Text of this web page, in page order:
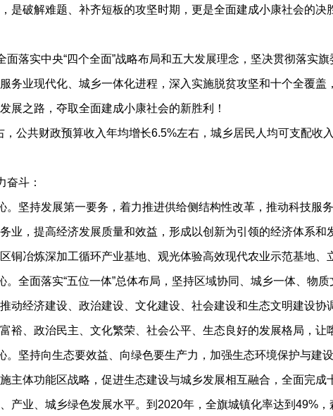
破解难题、补齐短板的攻坚时期，更是全面建成小康社会的
落实中央“四个全面”战略布局和五大发展理念，坚决贯彻落实
务业现代化、城乡一体化进程，深入实施脱贫攻坚和十个全覆
展之路，夺取全面建成小康社会的新胜利！
公共财政预算收入年均增长6.5%左右，城乡居民人均可支配收
奋斗：
坚持发展第一要务，着力推进供给侧结构性改革，推动科技服
业，提高经济发展质量和效益，形成以创新为引领的经济体系
铜冶炼深加工循环产业基地、观光体验高效现代农业示范基地、
全面落实“五位一体”总体布局，坚持区域协同、城乡一体、物
动经济建设、政治建设、文化建设、社会建设和生态文明建设
裕、政治民主、文化繁荣、社会公平、生态良好的发展格局，让
坚持向生态要效益、向绿色要生产力，加强生态环境保护与建
主体功能区战略，促进生态建设与城乡发展相互融合，全面完成
产业、城乡绿色发展水平。到2020年，全旗城镇化率达到49%